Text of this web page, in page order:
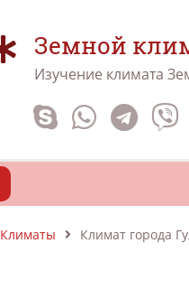
Земной
Изучение климата
Климаты Климат города